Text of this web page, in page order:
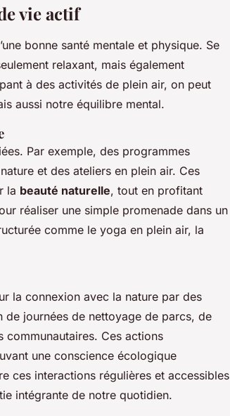
Vie
vie actif
bonne santé mentale et physique. Se
relaxant, mais également
à des activités de plein air, on peut
aussi notre équilibre mental.
Par exemple, des programmes
et des ateliers en plein air. Ces
la beauté naturelle, tout en profitant
réaliser une simple promenade dans un
comme le yoga en plein air, la
la connexion avec la nature par des
de journées de nettoyage de parcs, de
Ces actions
une conscience écologique
ces interactions régulières et accessibles
intégrante de notre quotidien.